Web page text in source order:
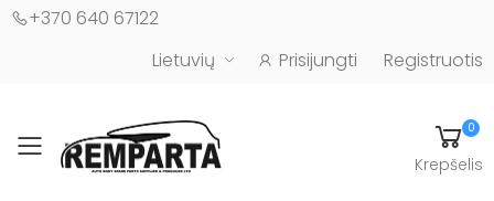
+370 640 67122
Lietuvių
Prisijungti Registruotis
Toggle mobile menu
0
Krepšelis